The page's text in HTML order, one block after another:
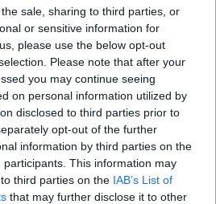
sale, sharing to third parties, or
or sensitive information for
please use the below opt-out
Please note that after your
you may continue seeing
on personal information utilized by
disclosed to third parties prior to
opt-out of the further
information by third parties on the
participants. This information may
third parties on the IAB’s List of
that may further disclose it to other
so skozi leta napovedovali
odBMW i Vision Dynamics in
kmalu pa bo na trg zapeljala
ki bo – kot napoveduje
– nosila oznako i4.
čeprav le njegovo zunanjost
s prvimi uradnimi
je, da je bil v primerjavi z